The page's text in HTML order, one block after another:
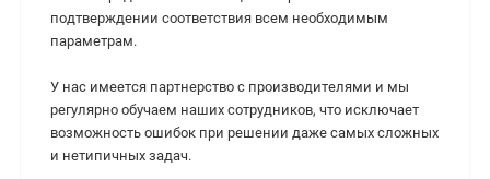
подтверждении соответствия всем необходимым
параметрам.
У нас имеется партнерство с производителями и мы
регулярно обучаем наших сотрудников, что исключает
возможность ошибок при решении даже самых сложных
и нетипичных задач.